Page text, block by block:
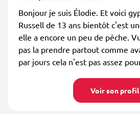
Bonjour je suis Élodie. Et voici
Russell de 13 ans bientôt c'est
elle a encore un peu de pêche.
pas la prendre partout comme
par jours cela n'est pas assez
Voir son profil